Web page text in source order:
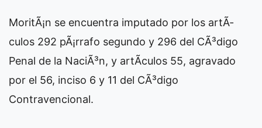
MoritÃ¡n se encuentra imputado por los artÃ­
culos 292 pÃ¡rrafo segundo y 296 del CÃ³digo
Penal de la NaciÃ³n, y artÃ­culos 55, agravado
por el 56, inciso 6 y 11 del CÃ³digo
Contravencional.